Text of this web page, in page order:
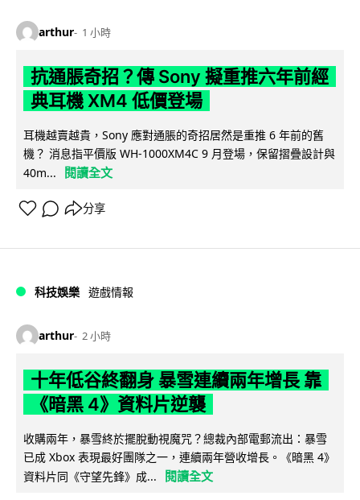
arthur 1 小時
抗通脹奇招？傳 Sony 擬重推六年前經
典耳機 XM4 低價登場
耳機越賣越貴，Sony 應對通脹的奇招居然是重推 6 年前的舊
機？ 消息指平價版 WH-1000XM4C 9 月登場，保留摺疊設計與
40m...
閱讀全文
分享
科技娛樂 遊戲情報
arthur 2 小時
十年低谷終翻身 暴雪連續兩年增長 靠
《暗黑 4》資料片逆襲
收購兩年，暴雪終於擺脫動視魔咒？總裁內部電郵流出：暴雪
已成 Xbox 表現最好團隊之一，連續兩年營收增長。《暗黑 4》
資料片同《守望先鋒》成...
閱讀全文